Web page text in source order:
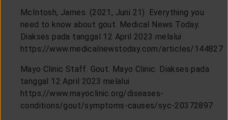
McIntosh, James. (2021, Juni 21). Everything you
need to know about gout. Medical News Today.
Diakses pada tanggal 12 April 2023 melalui
https://www.medicalnewstoday.com/articles/144827
Mayo Clinic Staff. Gout. Mayo Clinic. Diakses pada
tanggal 12 April 2023 melalui
https://www.mayoclinic.org/diseases-
conditions/gout/symptoms-causes/syc-20372897